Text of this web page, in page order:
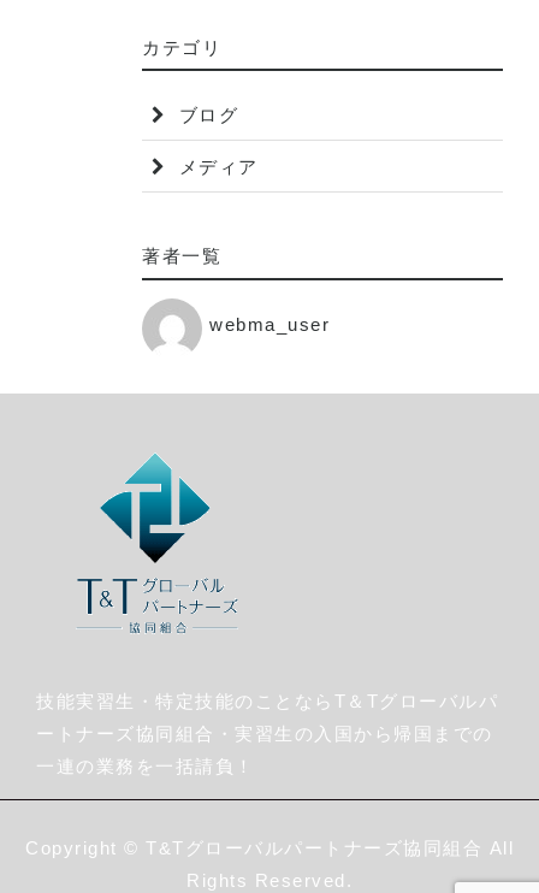
カテゴリ
ブログ
メディア
著者一覧
webma_user
技能実習生・特定技能のことならT＆Tグローバルパ
ートナーズ協同組合・実習生の入国から帰国までの
一連の業務を一括請負！
Copyright © T&Tグローバルパートナーズ協同組合 All
Rights Reserved.